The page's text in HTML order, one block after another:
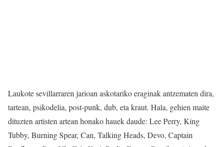
Laukote sevillarraren jarioan askotariko eraginak antzematen dira,
tartean, psikodelia, post-punk, dub, eta kraut. Hala, gehien maite
dituzten artisten artean honako hauek daude: Lee Perry, King
Tubby, Burning Spear, Can, Talking Heads, Devo, Captain